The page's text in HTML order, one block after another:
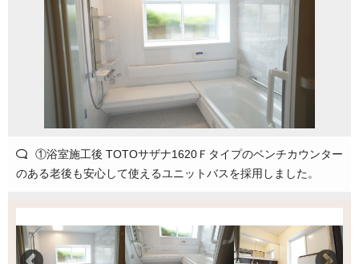
①浴室施工後 TOTOサザナ1620Ｆタイプのベンチカウンター
のある老後も安心して使えるユニットバスを採用しました。